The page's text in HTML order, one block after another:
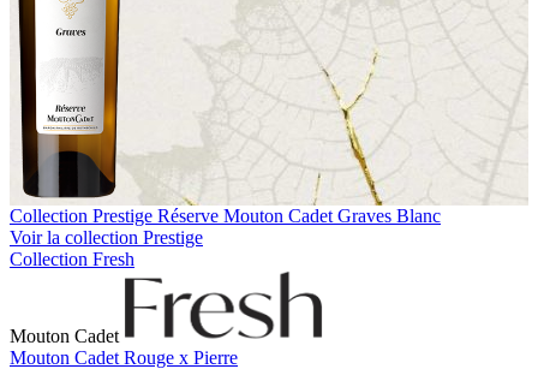
Collection Prestige Réserve Mouton Cadet Graves Blanc
Voir la collection Prestige
Collection Fresh
Mouton Cadet
Mouton Cadet Rouge x Pierre